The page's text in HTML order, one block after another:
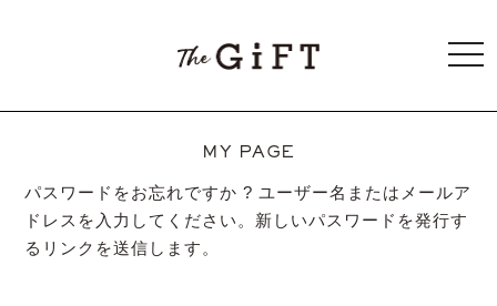
MY PAGE
パスワードをお忘れですか ? ユーザー名またはメールア
ドレスを入力してください。新しいパスワードを発行す
るリンクを送信します。